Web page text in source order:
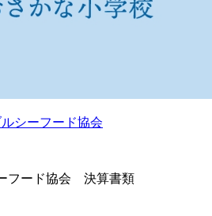
シーフード協会
フード協会 決算書類